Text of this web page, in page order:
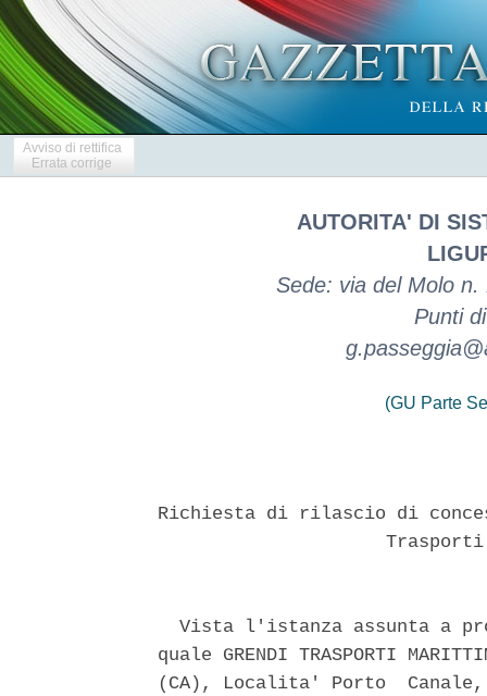
Avviso di rettifica
Errata corrige
AUTORITA' DI
Sede: via del Molo
Punti
(GU Parte
Richiesta di rilascio di
Vista l'istanza assunta a
quale GRENDI TRASPORTI
(CA), Localita' Porto